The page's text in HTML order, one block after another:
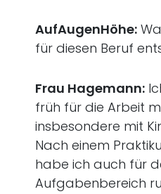
AufAugenHöhe:
für diesen Beruf
Frau Hagemann:
früh für die Arbeit
insbesondere mit
Nach einem
habe ich auch für
Aufgabenbereich